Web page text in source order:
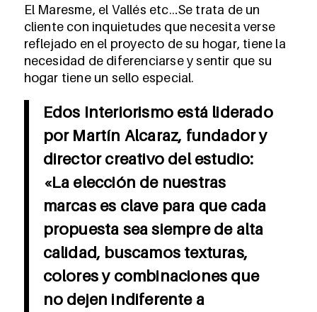
El Maresme, el Vallés etc…Se trata de un
cliente con inquietudes que necesita verse
reflejado en el proyecto de su hogar, tiene la
necesidad de diferenciarse y sentir que su
hogar tiene un sello especial.
Edos Interiorismo está liderado
por Martín Alcaraz, fundador y
director creativo del estudio:
«La elección de nuestras
marcas es clave para que cada
propuesta sea siempre de alta
calidad, buscamos texturas,
colores y combinaciones que
no dejen indiferente a